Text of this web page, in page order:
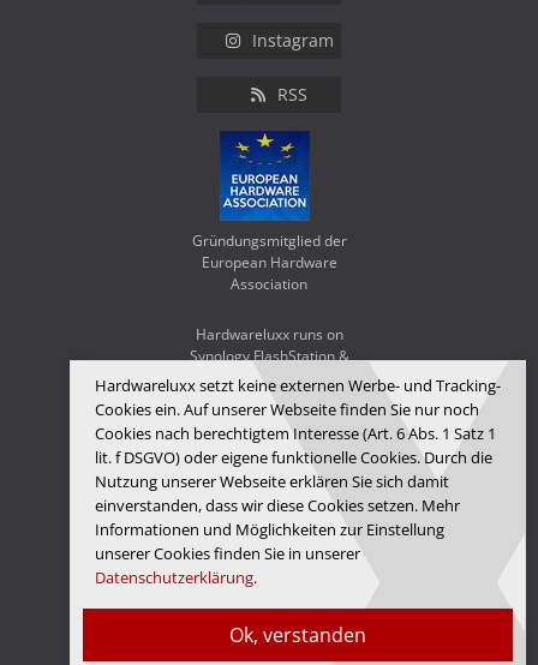
Ok, verstanden
Hardwareluxx setzt keine externen Werbe- und Tracking-
Cookies ein. Auf unserer Webseite finden Sie nur noch
Cookies nach berechtigtem Interesse (Art. 6 Abs. 1 Satz 1
lit. f DSGVO) oder eigene funktionelle Cookies. Durch die
Nutzung unserer Webseite erklären Sie sich damit
einverstanden, dass wir diese Cookies setzen. Mehr
Informationen und Möglichkeiten zur Einstellung
unserer Cookies finden Sie in unserer
Datenschutzerklärung.
Instagram
RSS
Gründungsmitglied der
European Hardware
Association
Hardwareluxx runs on
Synology FlashStation &
WD Red SA500
© Copyright 2026 Hardwareluxx Media GmbH